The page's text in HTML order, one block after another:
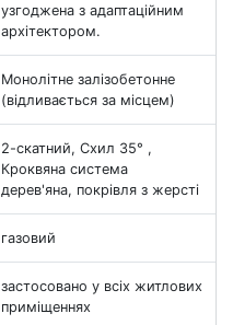
узгоджена з адаптаційним
архітектором.
Монолітне залізобетонне
(відливається за місцем)
2-скатний, Схил 35° ,
Кроквяна система
дерев'яна, покрівля з жерсті
газовий
застосовано у всіх житлових
приміщеннях